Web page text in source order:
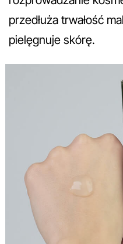
przedłuża trwałość
pielęgnuje skórę.